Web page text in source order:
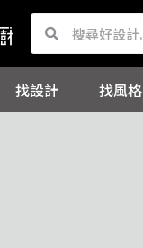
Search
Search
找設計 找風格